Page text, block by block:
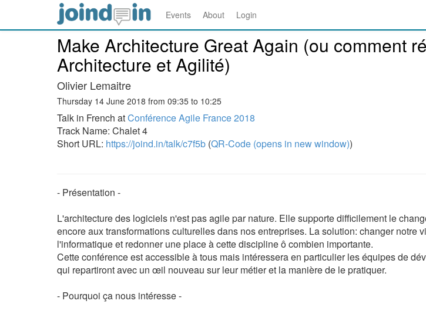
Events About Login
Make Architecture Great Again (ou comment
Architecture et Agilité)
Olivier Lemaitre
Thursday 14 June 2018 from 09:35 to 10:25
Talk in French atConférence Agile France 2018
Track Name: Chalet 4
Short URL: https://joind.in/talk/c7f5b (QR-Code (opens in new window))
- Présentation -
L'architecture des logiciels n'est pas agile par nature. Elle supporte difficilement le
encore aux transformations culturelles dans nos entreprises. La solution: changer notre
l'informatique et redonner une place à cette discipline ô combien importante.
Cette conférence est accessible à tous mais intéressera en particulier les équipes de
qui repartiront avec un œil nouveau sur leur métier et la manière de le pratiquer.
- Pourquoi ça nous intéresse -